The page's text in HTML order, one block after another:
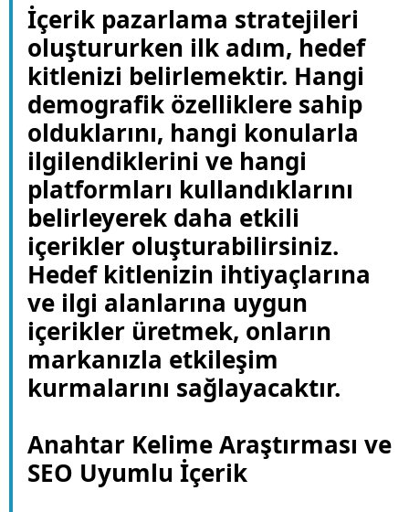
İçerik pazarlama stratejileri
oluştururken ilk adım, hedef
kitlenizi belirlemektir. Hangi
demografik özelliklere sahip
olduklarını, hangi konularla
ilgilendiklerini ve hangi
platformları kullandıklarını
belirleyerek daha etkili
içerikler oluşturabilirsiniz.
Hedef kitlenizin ihtiyaçlarına
ve ilgi alanlarına uygun
içerikler üretmek, onların
markanızla etkileşim
kurmalarını sağlayacaktır.
Anahtar Kelime Araştırması ve
SEO Uyumlu İçerik